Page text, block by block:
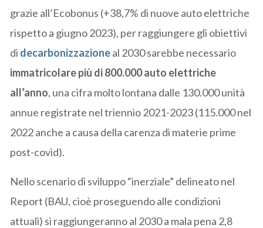
grazie all’Ecobonus (+38,7% di nuove auto elettriche
rispetto a giugno 2023), per raggiungere gli obiettivi
di decarbonizzazioneal 2030 sarebbe necessario
immatricolare più di 800.000 auto elettriche
all’anno, una cifra molto lontana dalle 130.000 unità
annue registrate nel triennio 2021-2023 (115.000 nel
2022 anche a causa della carenza di materie prime
post-covid).
Nello scenario di sviluppo “inerziale” delineato nel
Report (BAU, cioè proseguendo alle condizioni
attuali) si raggiungeranno al 2030 a mala pena 2,8